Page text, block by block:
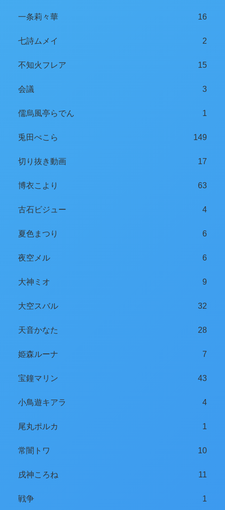
一条莉々華 16
七詩ムメイ 2
不知火フレア 15
会議 3
儒烏風亭らでん 1
兎田ぺこら 149
切り抜き動画 17
博衣こより 63
古石ビジュー 4
夏色まつり 6
夜空メル 6
大神ミオ 9
大空スバル 32
天音かなた 28
姫森ルーナ 7
宝鐘マリン 43
小鳥遊キアラ 4
尾丸ポルカ 1
常闇トワ 10
戌神ころね 11
戦争 1